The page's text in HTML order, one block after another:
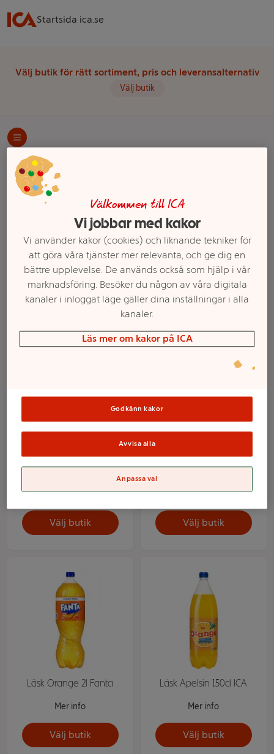
Startsida ica.se
Välj butik för rätt sortiment, pris och leveransalternativ
Välj butik
Startsida Dryck
Ett exempel på onlinesortiment visas.
Apelsinläsk
Vårt utbud av apelsinläsk hittar du här.
Filter
Läsk Orange 1,5l Fanta
Mer info
Välj butik
Läskedryck Kolsyrad
Orange 1,5l Fanta
Mer info
Välj butik
Läsk Orange 2l Fanta
Mer info
Välj butik
Läsk Apelsin 150cl ICA
Mer info
Välj butik
Välkommen till ICA
Vi jobbar med kakor
Vi använder kakor (cookies) och liknande tekniker för
att göra våra tjänster mer relevanta, och ge dig en
bättre upplevelse. De används också som hjälp i vår
marknadsföring. Besöker du någon av våra digitala
kanaler i inloggat läge gäller dina inställningar i alla
kanaler.
Läs mer om kakor på ICA
Godkänn kakor
Avvisa alla
Anpassa val